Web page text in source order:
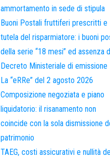
ammortamento in sede di stipula
Buoni Postali fruttiferi prescritti e
tutela del risparmiatore: i buoni
della serie “18 mesi” ed assenza
Decreto Ministeriale di emissione
La “eRRe” del 2 agosto 2026
Composizione negoziata e piano
liquidatorio: il risanamento non
coincide con la sola dismissione
patrimonio
TAEG, costi assicurativi e nullità